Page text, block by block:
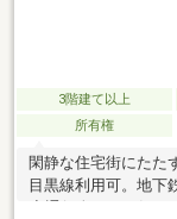
3階建て以上
所有権
閑静な住宅街にたた
目黒線利用可。地下